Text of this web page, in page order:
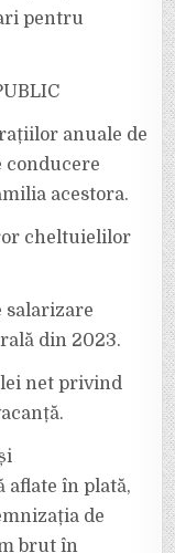
pentru
anuale de
conducere
acestora.
cheltuielilor
salarizare
din 2023.
net privind
aflate în plată,
de
brut în